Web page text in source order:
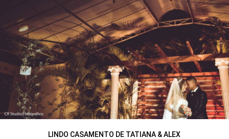
LINDO CASAMENTO DE TATIANA & ALEX